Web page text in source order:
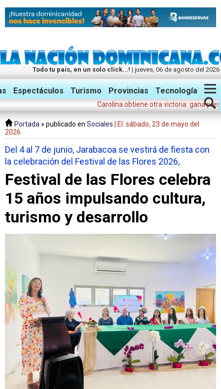
Todo tu país, en un solo click...! | jueves, 06 de agosto del 2026
Twitter Facebook Instagram
Espectáculos Turismo Provincias Tecnología
Carolina obtiene otra victoria: gana
Portada » publicado en Sociales
| El: sábado, 23 de mayo del
2026
Del 4 al 7 de junio, Jarabacoa se vestirá de fiesta con
la celebración del Festival de las Flores 2026,
Festival de las Flores celebra
15 años impulsando cultura,
turismo y desarrollo